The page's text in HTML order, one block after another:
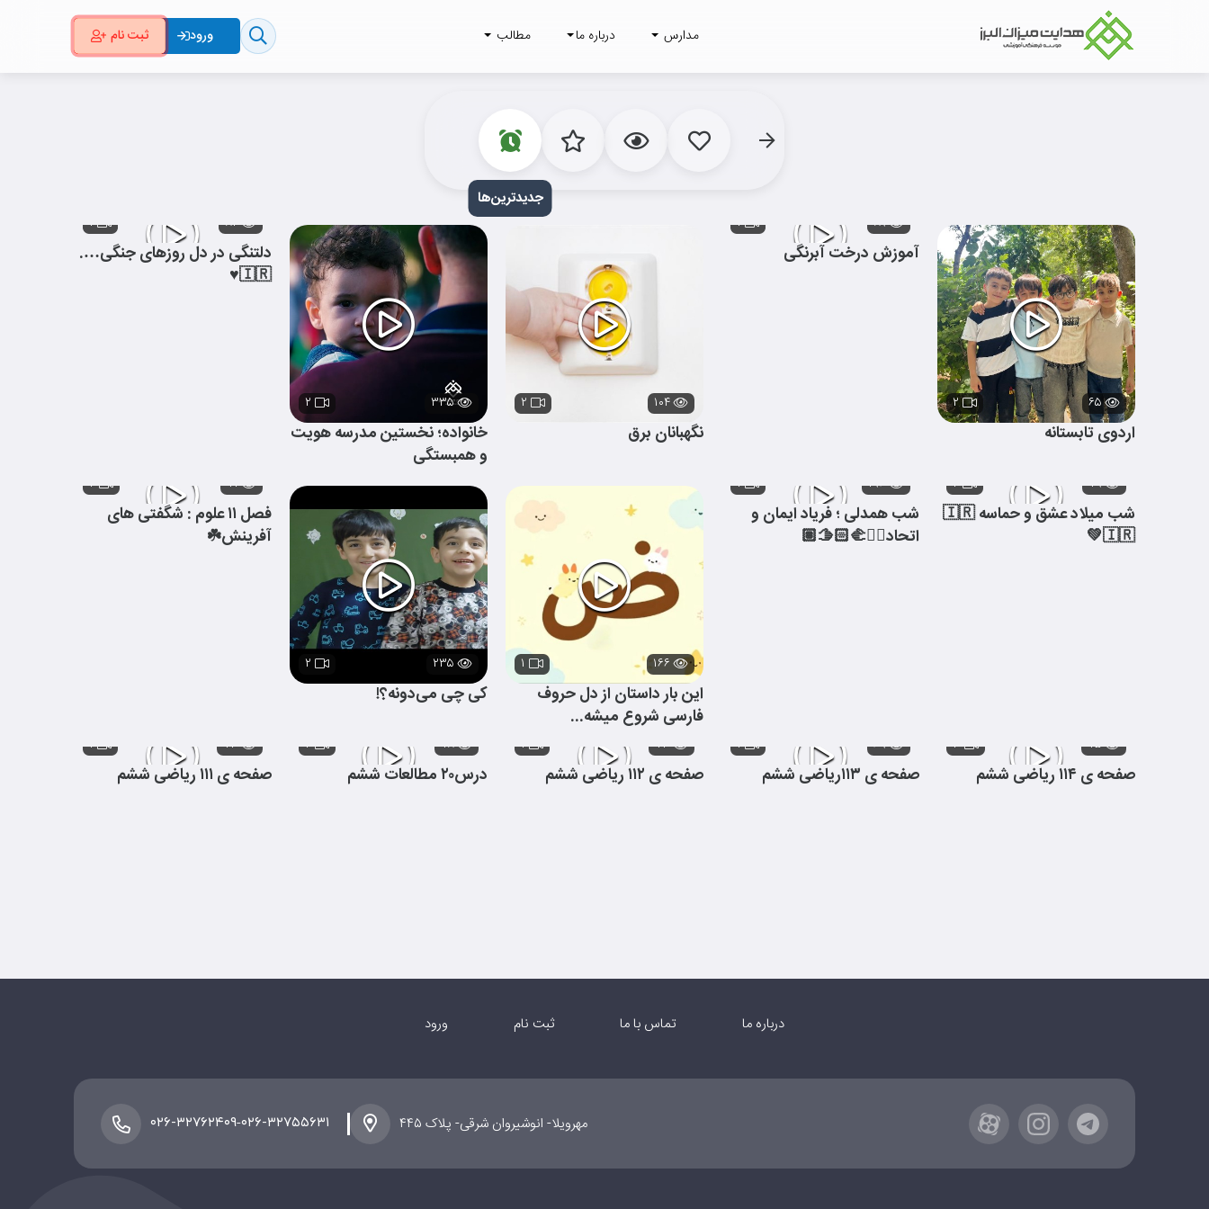
مدارس درباره ما مطالب ورود ثبت نام
جدید‌ترین‌ها
۶۵ ۲
اردوی تابستانه
۸۹ ۱
آموزش درخت آبرنگی
۱۰۴ ۲
نگهبانان برق
۳۳۵ ۲
خانواده؛ نخستین مدرسه هویت
و همبستگی
۸۴ ۱
دلتنگی در دل روزهای جنگی….
🇮🇷♥️
۷۹ ۲
شب میلاد عشق و حماسه 🇮🇷
💚🇮🇷
۱۹۶ ۱
شب همدلی ؛ فریاد ایمان و
اتحاد✊🏻🫱🏻‍🫲🏽
۱۶۶ ۱
این بار داستان از دل حروف
فارسی شروع میشه...
۲۳۵ ۲
کی چی می‌دونه؟!
۷۱ ۲
فصل ۱۱ علوم : شگفتی های
آفرینش☘️
۷۵ ۳
صفحه ی ۱۱۴ ریاضی ششم
۶۹ ۱
صفحه ی ۱۱۳ریاضی ششم
۷۳ ۱
صفحه ی ۱۱۲ ریاضی ششم
۷۸ ۲
درس۲۰ مطالعات ششم
۷۳ ۱
صفحه ی ۱۱۱ ریاضی ششم
درباره ما تماس با ما ثبت نام ورود
مهرویلا- انوشیروان شرقی- پلاک ۴۴۵ ۰۲۶-۳۲۷۵۵۶۳۱-۰۲۶-۳۲۷۶۲۴۰۹